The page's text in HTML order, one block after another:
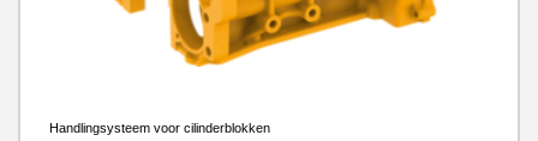
Handlingsysteem voor cilinderblokken